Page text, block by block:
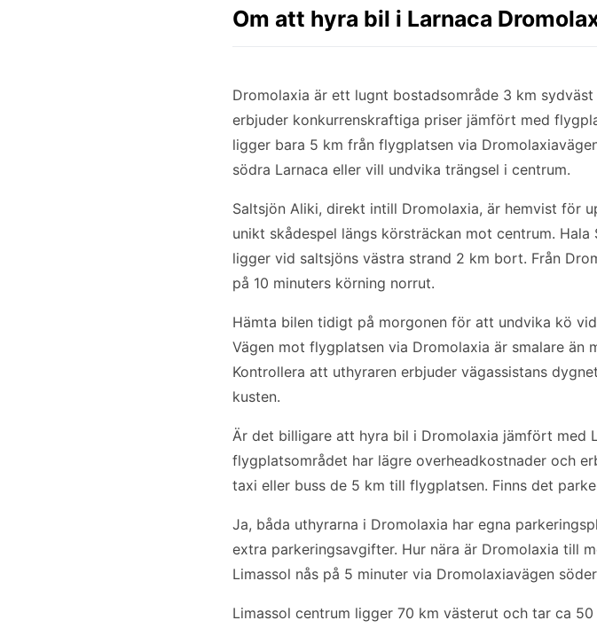
Om att hyra bil i Larnaca
Dromolaxia är ett lugnt bostadsområde 3 km
erbjuder konkurrenskraftiga priser jämfört med
ligger bara 5 km från flygplatsen via
södra Larnaca eller vill undvika trängsel i centrum.
Saltsjön Aliki, direkt intill Dromolaxia, är hemvist för
unikt skådespel längs körsträckan mot centrum.
ligger vid saltsjöns västra strand 2 km bort. Från
på 10 minuters körning norrut.
Hämta bilen tidigt på morgonen för att undvika kö
Vägen mot flygplatsen via Dromolaxia är smalare än
Kontrollera att uthyraren erbjuder vägassistans
kusten.
Är det billigare att hyra bil i Dromolaxia jämfört med
flygplatsområdet har lägre overheadkostnader och
taxi eller buss de 5 km till flygplatsen. Finns det
Ja, båda uthyrarna i Dromolaxia har egna
extra parkeringsavgifter. Hur nära är Dromolaxia till
Limassol nås på 5 minuter via Dromolaxiavägen
Limassol centrum ligger 70 km västerut och tar ca 50